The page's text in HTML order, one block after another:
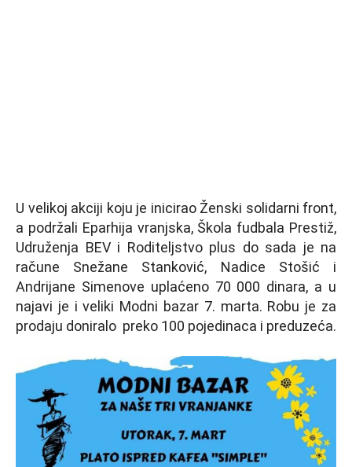
U velikoj akciji koju je inicirao Ženski solidarni front,
a podržali Eparhija vranjska, Škola fudbala Prestiž,
Udruženja BEV i Roditeljstvo plus do sada je na
račune Snežane Stanković, Nadice Stošić i
Andrijane Simenove uplaćeno 70 000 dinara, a u
najavi je i veliki Modni bazar 7. marta. Robu je za
prodaju doniralo preko 100 pojedinaca i preduzeća.